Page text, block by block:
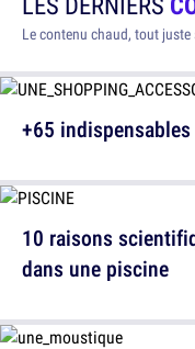
Le contenu chaud, tout
+65
10 raisons
dans une piscine